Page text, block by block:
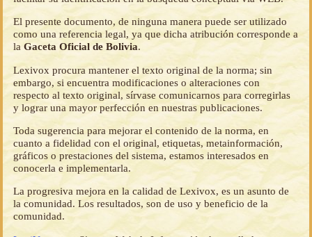
El presente documento, de ninguna manera puede ser utilizado
como una referencia legal, ya que dicha atribución corresponde a
laGaceta Oficial de Bolivia.
Lexivox procura mantener el texto original de la norma; sin
embargo, si encuentra modificaciones o alteraciones con
respecto al texto original, sírvase comunicarnos para corregirlas
y lograr una mayor perfección en nuestras publicaciones.
Toda sugerencia para mejorar el contenido de la norma, en
cuanto a fidelidad con el original, etiquetas, metainformación,
gráficos o prestaciones del sistema, estamos interesados en
conocerla e implementarla.
La progresiva mejora en la calidad de Lexivox, es un asunto de
la comunidad. Los resultados, son de uso y beneficio de la
comunidad.